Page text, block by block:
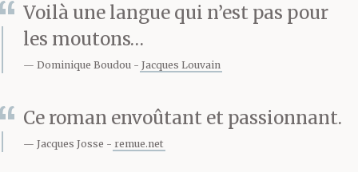
C’est ce que veulent les
journaux, a-t-il dit. Ils
profil en photo et
entendre à quel point
Voilà une langue qui n’est pas pour
les moutons…
Dominique Boudou Jacques Louvain
Ce roman envoûtant et passionnant.
Jacques Josse remue.net